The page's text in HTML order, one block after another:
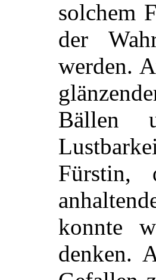
solchem
der
werden.
Bällen
Fürstin,
konnte
denken.